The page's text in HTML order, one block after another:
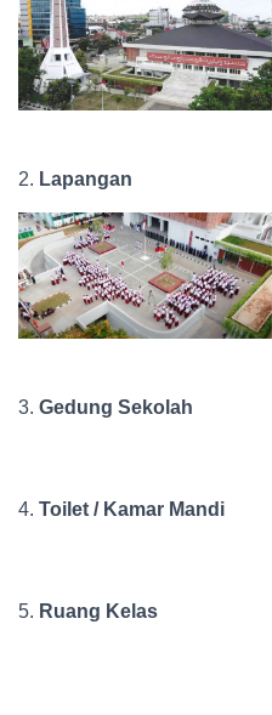
2. Lapangan
3. Gedung Sekolah
4. Toilet / Kamar Mandi
5. Ruang Kelas